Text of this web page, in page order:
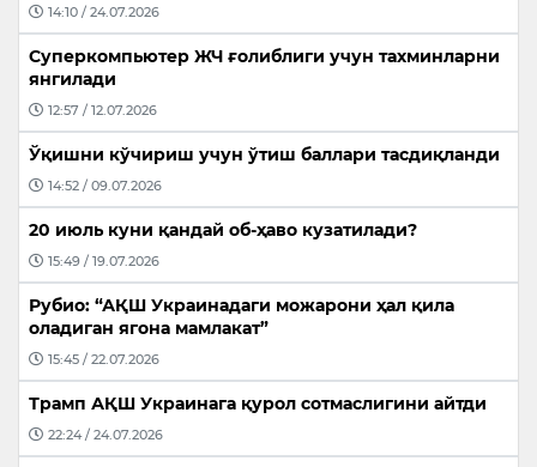
14:10 / 24.07.2026
Суперкомпьютер ЖЧ ғолиблиги учун тахминларни
янгилади
12:57 / 12.07.2026
Ўқишни кўчириш учун ўтиш баллари тасдиқланди
14:52 / 09.07.2026
20 июль куни қандай об-ҳаво кузатилади?
15:49 / 19.07.2026
Рубио: “АҚШ Украинадаги можарони ҳал қила
оладиган ягона мамлакат”
15:45 / 22.07.2026
Трамп АҚШ Украинага қурол сотмаслигини айтди
22:24 / 24.07.2026